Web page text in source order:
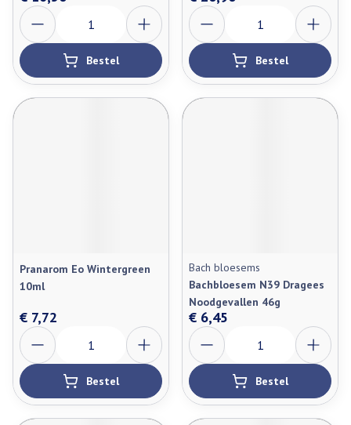
Aantal
Bestel
Aantal
Bestel
Pranarom Eo Wintergreen
10ml
€ 7,72
Aantal
Bestel
Bach bloesems
Bachbloesem N39 Dragees
Noodgevallen 46g
€ 6,45
Aantal
Bestel